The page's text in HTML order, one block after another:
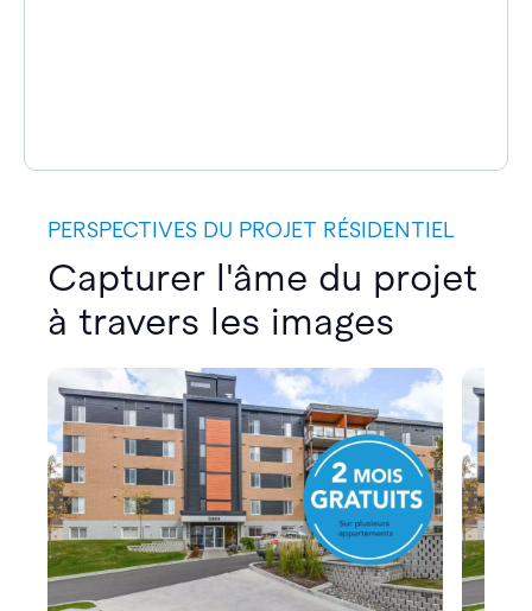
PERSPECTIVES DU PROJET RÉSIDENTIEL
Capturer l'âme du projet
à travers les images